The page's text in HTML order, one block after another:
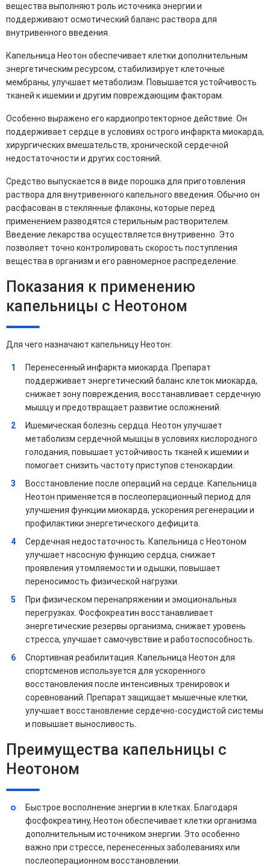
вещества выполняют роль источника энергии и
поддерживают осмотический баланс раствора для
внутривенного введения.
Капельница Неотон обеспечивает клетки дополнительным
энергетическим ресурсом, стабилизирует клеточные
мембраны, улучшает метаболизм. Повышается устойчивость
тканей к ишемии и другим повреждающим факторам.
Особенно выражено его кардиопротекторное действие. Он
поддерживает сердце в условиях острого инфаркта миокарда,
хирургических вмешательств, хронической сердечной
недостаточности и других состояний.
Средство выпускается в виде порошка для приготовления
раствора для внутривенного капельного введения. Обычно он
расфасован в стеклянные флаконы, которые перед
применением разводятся стерильным растворителем.
Введение лекарства осуществляется внутривенно. Это
позволяет точно контролировать скорость поступления
вещества в организм и его равномерное распределение.
Показания к применению
капельницы с Неотоном
Для чего назначают капельницу Неотон:
Перенесенный инфаркта миокарда. Препарат
поддерживает энергетический баланс клеток миокарда,
снижает зону повреждения, восстанавливает сердечную
мышцу и предотвращает развитие осложнений.
Ишемическая болезнь сердца. Неотон улучшает
метаболизм сердечной мышцы в условиях кислородного
голодания, повышает устойчивость тканей к ишемии и
помогает снизить частоту приступов стенокардии.
Восстановление после операций на сердце. Капельница
Неотон применяется в послеоперационный период для
улучшения функции миокарда, ускорения регенерации и
профилактики энергетического дефицита.
Сердечная недостаточность. Капельница с Неотоном
улучшает насосную функцию сердца, снижает
проявления утомляемости и одышки, повышает
переносимость физической нагрузки.
При физическом перенапряжении и эмоциональных
перегрузках. Фосфокреатин восстанавливает
энергетические резервы организма, снижает уровень
стресса, улучшает самочувствие и работоспособность.
Спортивная реабилитация. Капельница Неотон для
спортсменов используется для ускоренного
восстановления после интенсивных тренировок и
соревнований. Препарат защищает мышечные клетки,
улучшает восстановление сердечно-сосудистой системы
и повышает выносливость.
Преимущества капельницы с
Неотоном
Быстрое восполнение энергии в клетках. Благодаря
фосфокреатину, Неотон обеспечивает клетки организма
дополнительным источником энергии. Это особенно
важно при стрессе, перенесенных заболеваниях или
послеоперационном восстановлении.